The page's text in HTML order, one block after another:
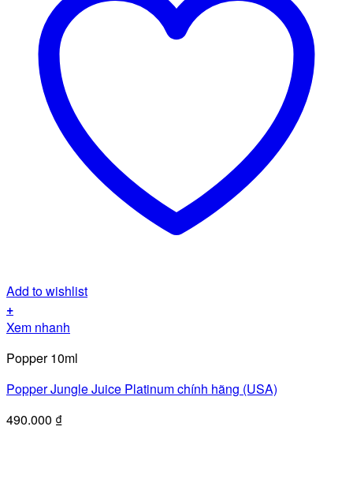
Add to wishlist
+
Xem nhanh
Popper 10ml
Popper Jungle Juice Platinum chính hãng (USA)
490.000 ₫